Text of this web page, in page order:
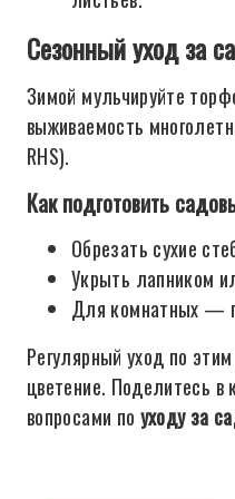
Сезонный уход за
Зимой мульчируйте
выживаемость
RHS).
Как подготовить
Обрезать сухие
Укрыть лапником
Для комнатных —
Регулярный уход по
цветение. Поделитесь в
вопросами по уходу за